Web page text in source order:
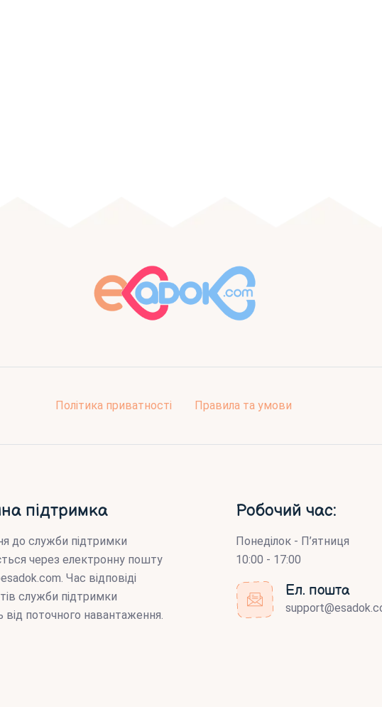
Політика приватності Правила та умови
підтримка
до служби підтримки
через електронну пошту
. Час відповіді
служби підтримки
від поточного навантаження.
Робочий час:
Понеділок - П’ятниця
10:00 - 17:00
Ел. пошта